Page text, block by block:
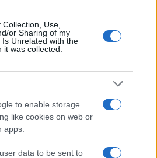
Use,
or Sharing of my
Unrelated with the
was collected.
to enable storage
like cookies on web or
apps.
data to be sent to
Ιράν
θα
σε
σε πισίνα